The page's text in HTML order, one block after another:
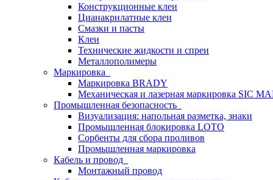
Конструкционные клеи
Цианакрилатные клеи
Смазки и пасты
Клеи
Технические жидкости и спреи
Металлополимеры
Маркировка
Маркировка BRADY
Механическая и лазерная маркировка SIC
Промышленная безопасность
Визуализация: напольная разметка, знаки
Промышленная блокировка LOTO
Сорбенты для сбора проливов
Промышленная маркировка
Кабель и провод
Монтажный провод